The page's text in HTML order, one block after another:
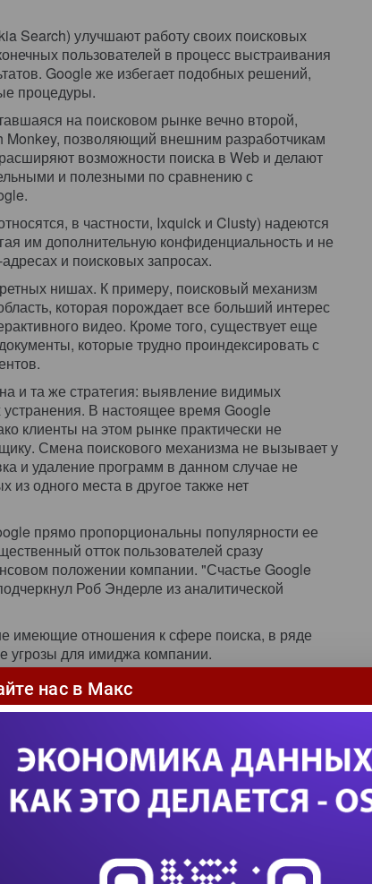
Search) улучшают работу своих поисковых
пользователей в процесс выстраивания
Google же избегает подобных решений,
процедуры.
на поисковом рынке вечно второй,
Monkey, позволяющий внешним разработчикам
возможности поиска в Web и делают
и полезными по сравнению с
в частности, Ixquick и Clusty) надеются
им дополнительную конфиденциальность и не
и поисковых запросах.
нишах. К примеру, поисковый механизм
которая порождает все больший интерес
видео. Кроме того, существует еще
которые трудно проиндексировать с
и та же стратегия: выявление видимых
устранения. В настоящее время Google
клиенты на этом рынке практически не
Смена поискового механизма не вызывает у
и удаление программ в данном случае не
одного места в другое также нет
прямо пропорциональны популярности ее
отток пользователей сразу
положении компании. "Счастье Google
Роб Эндерле из аналитической
имеющие отношения к сфере поиска, в ряде
угрозы для имиджа компании.
прав Internet-пользователей Stopbadware.org
лидеров по предоставлению услуги
сайтов. Большая часть обвинений в
преступлениях предъявляется
же компании MessageLabs, сервис
Picasa Web Album и пакет приложений Google
на злоупотребления подобного рода, -- отметил
со спамом Мэтт Серджент. -- Другие
хостинга фотографий, документов и т.д.,
меры гораздо быстрее.
нас в Макс